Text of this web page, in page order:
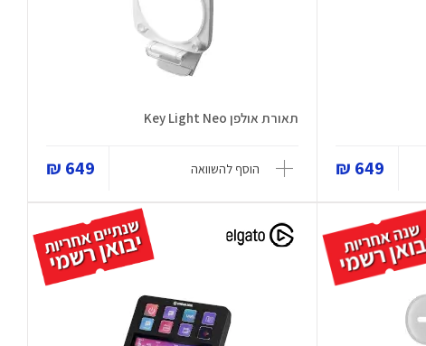
649 ₪
תאורת אולפן Key Light Neo
הוסף להשוואה 649 ₪